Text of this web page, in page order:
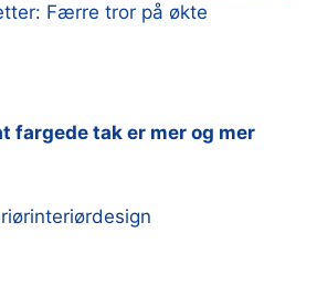
Færre tror på økte
fargede tak er mer og mer
interiørdesign